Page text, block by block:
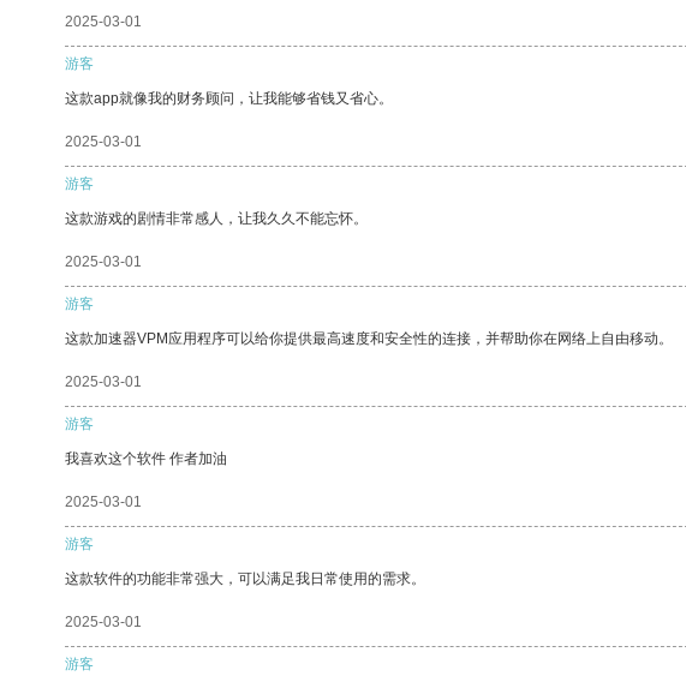
2025-03-01
游客
这款app就像我的财务顾问，让我能够省钱又省心。
2025-03-01
游客
这款游戏的剧情非常感人，让我久久不能忘怀。
2025-03-01
游客
这款加速器VPM应用程序可以给你提供最高速度和安全性的连接，并帮助你在网络上自由移动。
2025-03-01
游客
我喜欢这个软件 作者加油
2025-03-01
游客
这款软件的功能非常强大，可以满足我日常使用的需求。
2025-03-01
游客